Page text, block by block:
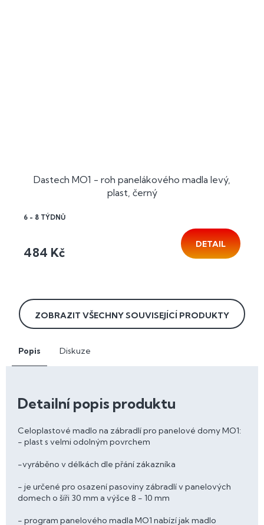
Dastech MO1 - roh panelákového madla levý,
plast, černý
6 - 8 TÝDNŮ
484 Kč
DETAIL
ZOBRAZIT VŠECHNY SOUVISEJÍCÍ PRODUKTY
Popis Diskuze
Detailní popis produktu
Celoplastové madlo na zábradlí pro panelové domy MO1:
- plast s velmi odolným povrchem
-vyráběno v délkách dle přání zákazníka
- je určené pro osazení pasoviny zábradlí v panelových
domech o šíři 30 mm a výšce 8 - 10 mm
- program panelového madla MO1 nabízí jak madlo